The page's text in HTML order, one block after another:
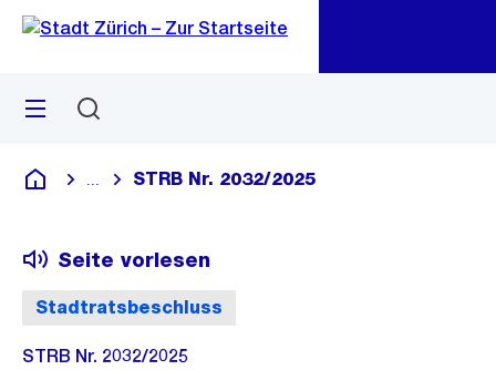
Navigation
Sprunglink
Menü
Deutsch
Blende alle Breadcrumbs ein
STRB Nr. 2032/2025
Stadtratsbeschluss
Seite vorlesen
STRB Nr. 2032/2025